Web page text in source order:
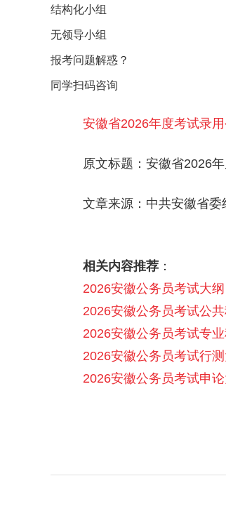
结构化小组
无领导小组
报考问题解惑？
同学扫码咨询
安徽省2026年度考试录
原文标题：安徽省2026
文章来源：中共安徽省委
2025年省联考成绩入口|查询时间汇总2025年各
2025省面多师领学理论决胜
相关内容推荐 ：
2026安徽公务员考试大纲
2026安徽公务员考试公
2026安徽公务员考试专
2026安徽公务员考试行测
2026安徽公务员考试申论